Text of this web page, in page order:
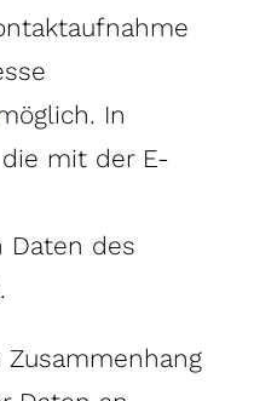
In
mit der E-
Daten des